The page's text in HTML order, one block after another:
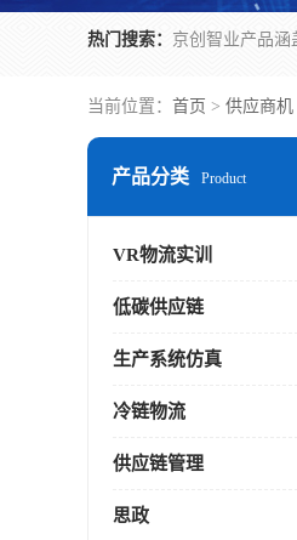
热门搜索：
当前位置： 首页 > 供应商机
产品分类 Product
VR物流实训
低碳供应链
生产系统仿真
冷链物流
供应链管理
思政